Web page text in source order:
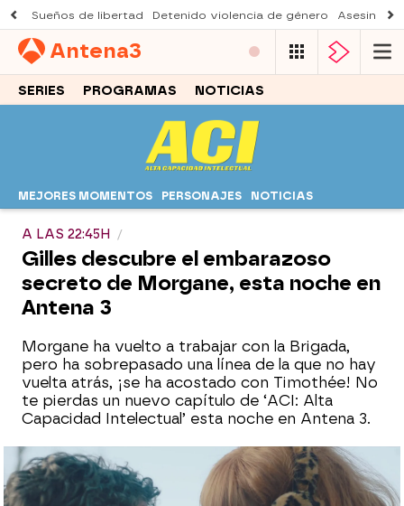
Sueños de libertad Detenido violencia de género Asesinato
Antena3
SERIES PROGRAMAS NOTICIAS
MEJORES MOMENTOS PERSONAJES NOTICIAS
A LAS 22:45H
Gilles descubre el embarazoso
secreto de Morgane, esta noche en
Antena 3
Morgane ha vuelto a trabajar con la Brigada,
pero ha sobrepasado una línea de la que no hay
vuelta atrás, ¡se ha acostado con Timothée! No
te pierdas un nuevo capítulo de ‘ACI: Alta
Capacidad Intelectual’ esta noche en Antena 3.